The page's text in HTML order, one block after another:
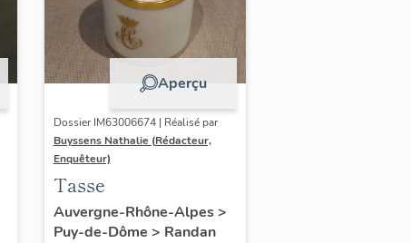
Aperçu
Dossier IM63006674 | Réalisé par
Buyssens Nathalie (Rédacteur,
Enquêteur)
Tasse
Auvergne-Rhône-Alpes>
Puy-de-Dôme > Randan